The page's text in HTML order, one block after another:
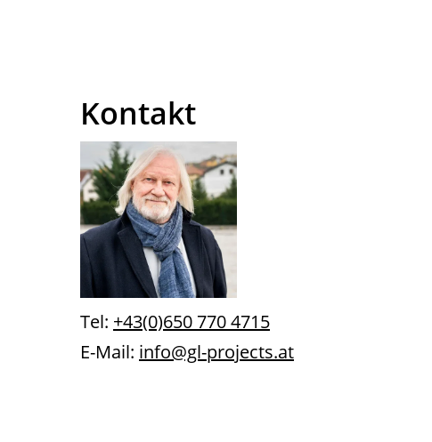
Kontakt
Tel: +43(0)650 770 4715
E-Mail: info@gl-projects.at